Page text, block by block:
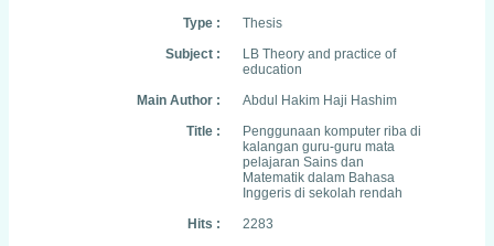
Type :
Thesis
Subject :
LB Theory and practice of
education
Main Author :
Abdul Hakim Haji Hashim
Title :
Penggunaan komputer riba di
kalangan guru-guru mata
pelajaran Sains dan
Matematik dalam Bahasa
Inggeris di sekolah rendah
Hits :
2283